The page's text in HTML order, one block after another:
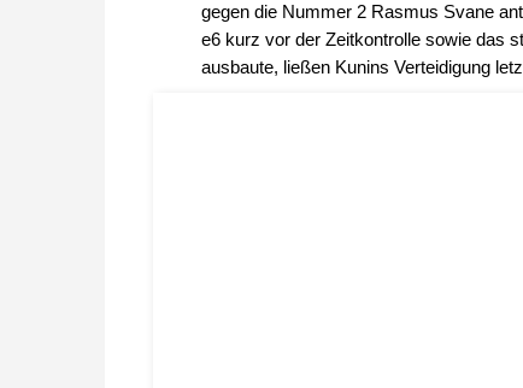
gegen die Nummer 2 Rasmus Svane
e6 kurz vor der Zeitkontrolle sowie das
ausbaute, ließen Kunins Verteidigung